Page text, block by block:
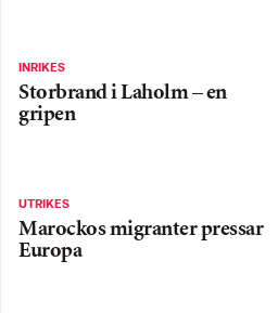
INRIKES
Storbrand i Laholm – en
gripen
UTRIKES
Marockos migranter pressar
Europa